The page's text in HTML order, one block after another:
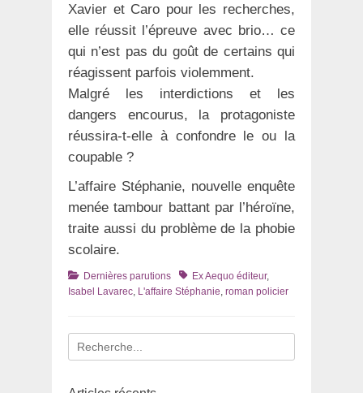
Xavier et Caro pour les recherches,
elle réussit l’épreuve avec brio… ce
qui n’est pas du goût de certains qui
réagissent parfois violemment.
Malgré les interdictions et les
dangers encourus, la protagoniste
réussira-t-elle à confondre le ou la
coupable ?
L’affaire Stéphanie, nouvelle enquête
menée tambour battant par l’héroïne,
traite aussi du problème de la phobie
scolaire.
Catégories
Dernières parutions TagsEx Aequo éditeur,
Isabel Lavarec, L'affaire Stéphanie, roman policier
Recherche
pour